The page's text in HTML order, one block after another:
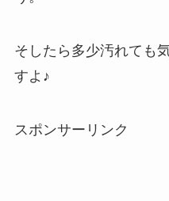
そしたら多少汚れても
すよ♪
スポンサーリンク